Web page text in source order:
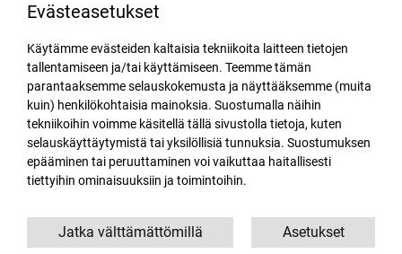
Evästeasetukset
Käytämme evästeiden kaltaisia tekniikoita laitteen tietojen
tallentamiseen ja/tai käyttämiseen. Teemme tämän
parantaaksemme selauskokemusta ja näyttääksemme (muita
kuin) henkilökohtaisia mainoksia. Suostumalla näihin
tekniikoihin voimme käsitellä tällä sivustolla tietoja, kuten
selauskäyttäytymistä tai yksilöllisiä tunnuksia. Suostumuksen
epääminen tai peruuttaminen voi vaikuttaa haitallisesti
tiettyihin ominaisuuksiin ja toimintoihin.
Asetukset
Jatka välttämättömillä